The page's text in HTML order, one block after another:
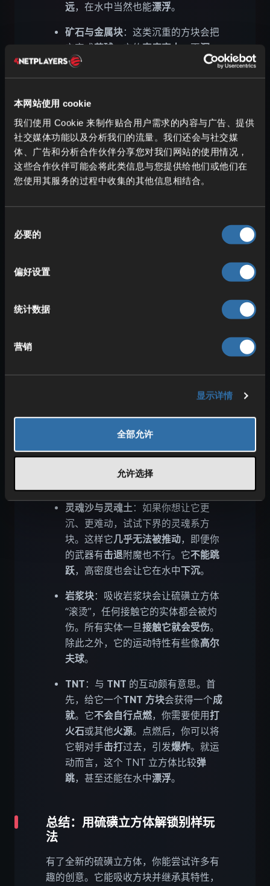
本网站使用 cookie
我们使用 Cookie 来制作贴合用户需求的内容与广告、提供
社交媒体功能以及分析我们的流量。我们还会与社交媒
体、广告和分析合作伙伴分享您对我们网站的使用情况，
这些合作伙伴可能会将此类信息与您提供给他们或他们在
您使用其服务的过程中收集的其他信息相结合。
必要的
偏好设置
统计数据
营销
显示详情
全部允许
允许选择
远，在水中当然也能漂浮。
矿石与金属块：这类沉重的方块会把
它变成药球 。它的 密度变大 、更沉
难以被击打到高处
或让它跳跃，抗性
很高，并会在水中下沉。
蘑菇方块
壶（壶石）。这与冰球球饼类似，但
速度更慢。同样会因为过重而在水中
下沉。
其他方块赋予的特殊性质：
有点像足球，但更重，所以在水中也
蜂巢块：在 Minecraft 的设定里，“蜂
黏性相关，硫磺立方体吸
收蜂巢块后也是如此。它会具有很强
几乎难以移动
灵魂沙与灵魂土：如果你想让它更
沉、更难动，试试下界的灵魂系方
块。这样它几乎无法被推动，即便你
的武器有击退附魔也不行。它不能跳
跃，高密度也会让它在水中下沉。
岩浆块：吸收岩浆块会让硫磺立方体
“滚烫”，任何接触它的实体都会被灼
伤。所有实体一旦接触它就会受伤。
除此之外，它的运动特性有些像高尔
夫球。
TNT：与 TNT 的互动颇有意思。首
先，给它一个TNT 方块会获得一个成
就。它不会自行点燃，你需要使用打
火石或其他火源。点燃后，你可以将
它朝对手击打过去，引发爆炸。就运
动而言，这个 TNT 立方体比较弹
跳，甚至还能在水中漂浮。
总结：用硫磺立方体解锁别样玩
法
有了全新的硫磺立方体，你能尝试许多有
趣的创意。它能吸收方块并继承其特性，